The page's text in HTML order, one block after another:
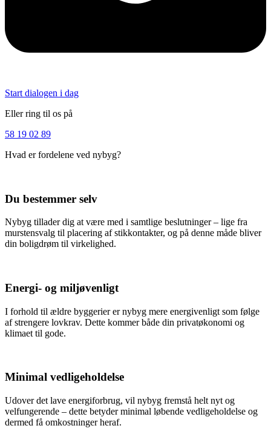
Start dialogen i dag
Eller ring til os på
58 19 02 89
Hvad er fordelene ved nybyg?
Du bestemmer selv
Nybyg tillader dig at være med i samtlige beslutninger – lige fra
murstensvalg til placering af stikkontakter, og på denne måde bliver
din boligdrøm til virkelighed.
Energi- og miljøvenligt
I forhold til ældre byggerier er nybyg mere energivenligt som følge
af strengere lovkrav. Dette kommer både din privatøkonomi og
klimaet til gode.
Minimal vedligeholdelse
Udover det lave energiforbrug, vil nybyg fremstå helt nyt og
velfungerende – dette betyder minimal løbende vedligeholdelse og
dermed få omkostninger heraf.